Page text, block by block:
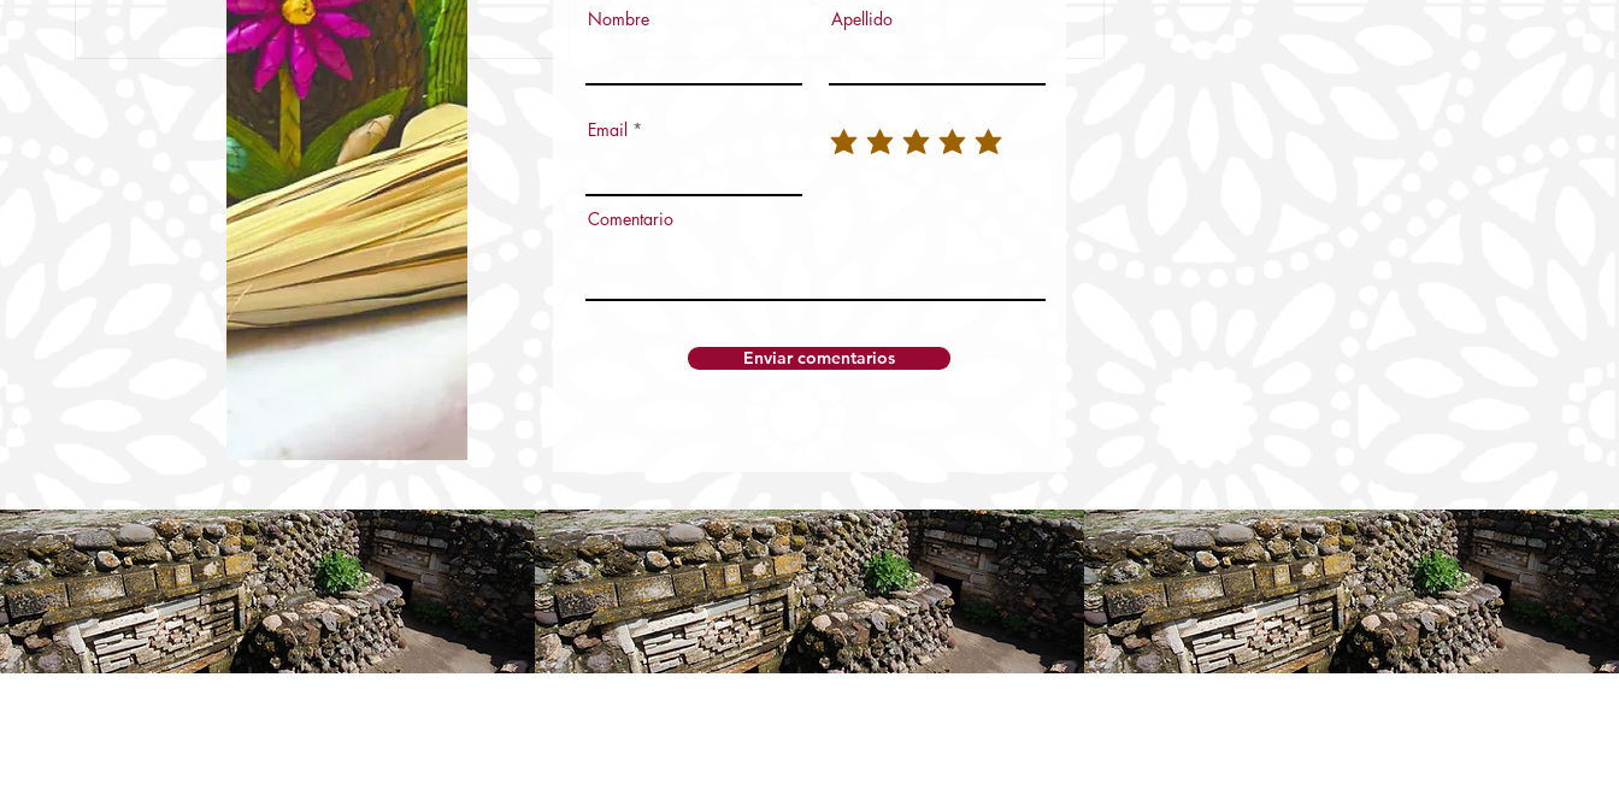
BIBLIOTECA FRANCISCO DE BURGOA
FORTALECE LA MEMORIA HISTÓRICA
UABJO ENTREGA ÁLBUM EDICIÓN
Nombre Apellido
Email
Comentario
Enviar comentarios